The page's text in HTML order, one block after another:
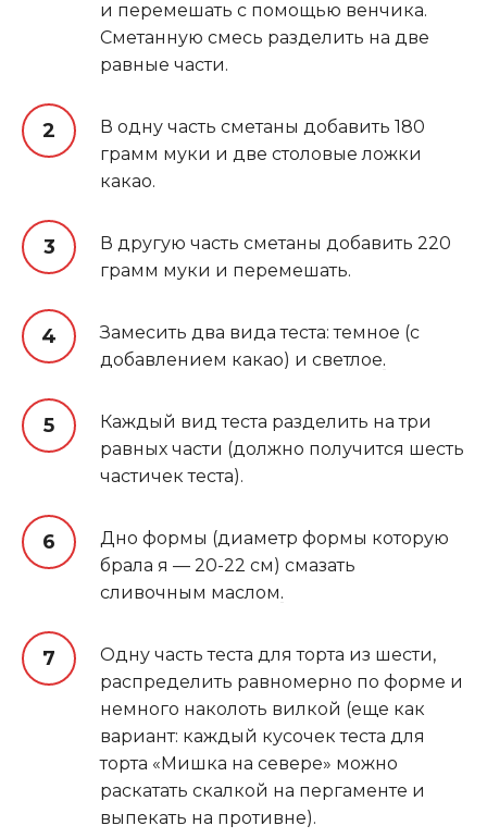
и перемешать с помощью венчика.
Сметанную смесь разделить на две
равные части.
В одну часть сметаны добавить 180
грамм муки и две столовые ложки
какао.
В другую часть сметаны добавить 220
грамм муки и перемешать.
Замесить два вида теста: темное (с
добавлением какао) и светлое.
Каждый вид теста разделить на три
равных части (должно получится шесть
частичек теста).
Дно формы (диаметр формы которую
брала я — 20-22 см) смазать
сливочным маслом.
Одну часть теста для торта из шести,
распределить равномерно по форме и
немного наколоть вилкой (еще как
вариант: каждый кусочек теста для
торта «Мишка на севере» можно
раскатать скалкой на пергаменте и
выпекать на противне).